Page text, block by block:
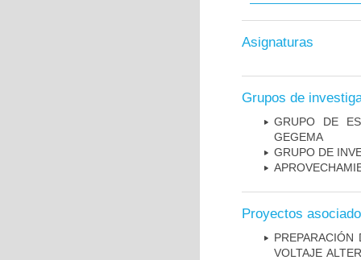
Asignaturas
Grupos de
GRUPO DE
GEGEMA
GRUPO DE
Proyectos
VOLTAJE